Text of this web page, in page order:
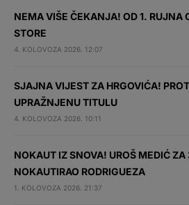
NEMA VIŠE ČEKANJA! OD 1. RUJNA
STORE
4. KOLOVOZA 2026. 12:07
SJAJNA VIJEST ZA HRGOVIĆA!
UPRAŽNJENU TITULU
4. KOLOVOZA 2026. 10:11
NOKAUT IZ SNOVA! UROŠ MEDIĆ
NOKAUTIRAO RODRIGUEZA
1. KOLOVOZA 2026. 21:37